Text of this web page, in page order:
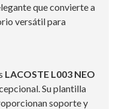
que convierte a
versátil para
LACOSTE L003 NEO
Su plantilla
soporte y